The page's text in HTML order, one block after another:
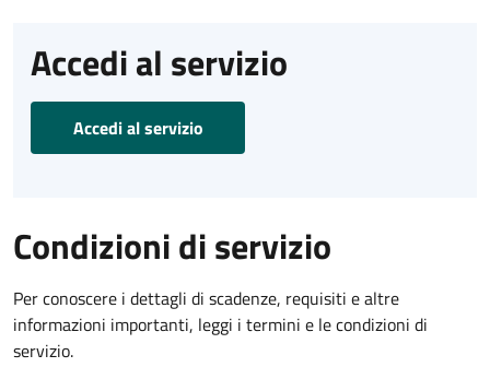
Accedi al servizio
Accedi al servizio
Condizioni di servizio
Per conoscere i dettagli di scadenze, requisiti e altre
informazioni importanti, leggi i termini e le condizioni di
servizio.